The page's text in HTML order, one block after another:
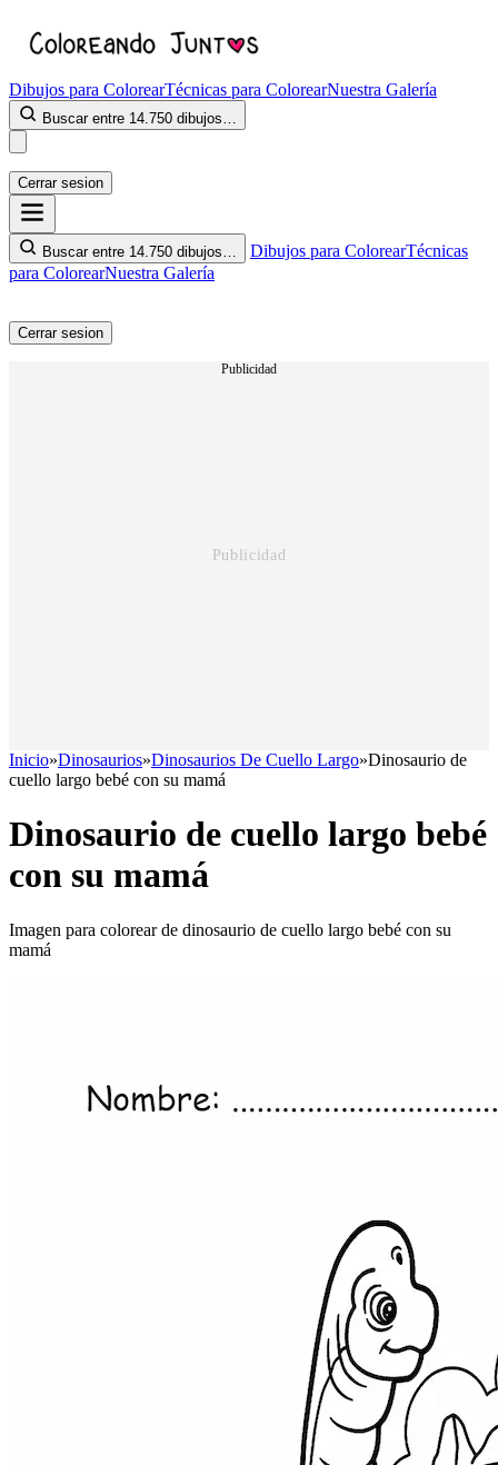
Dibujos para ColorearTécnicas para ColorearNuestra Galería
Buscar entre 14.750 dibujos…
Cerrar sesion
Buscar entre 14.750 dibujos… Dibujos para ColorearTécnicas
para ColorearNuestra Galería
Cerrar sesion
Inicio»Dinosaurios»Dinosaurios De Cuello Largo»Dinosaurio de
cuello largo bebé con su mamá
Dinosaurio de cuello largo bebé
con su mamá
Imagen para colorear de dinosaurio de cuello largo bebé con su
mamá